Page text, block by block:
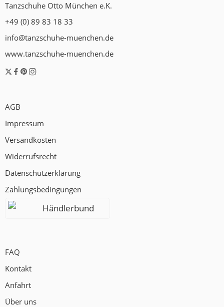
Tanzschuhe Otto München e.K.
+49 (0) 89 83 18 33
info@tanzschuhe-muenchen.de
www.tanzschuhe-muenchen.de
AGB
Impressum
Versandkosten
Widerrufsrecht
Datenschutzerklärung
Zahlungsbedingungen
Händlerbund
FAQ
Kontakt
Anfahrt
Über uns